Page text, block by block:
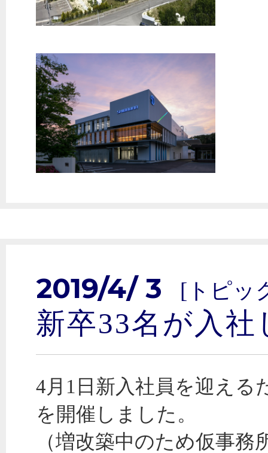
2019/4/ 3 [トピッ
新卒33名が入社
4月1日新入社員を迎える
を開催しました。
（増改築中のため仮事務